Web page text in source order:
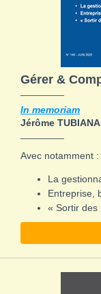
Gérer &
In memoriam
Jérôme TUBIANA
Avec notamment :
La
Entreprise,
« Sortir des